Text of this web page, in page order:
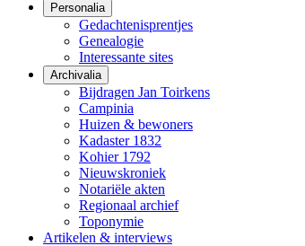
Personalia
Gedachtenisprentjes
Genealogie
Interessante sites
Archivalia
Bijdragen Jan Toirkens
Campinia
Huizen & bewoners
Kadaster 1832
Kohier 1792
Nieuwskroniek
Notariële akten
Regionaal archief
Toponymie
Artikelen & interviews